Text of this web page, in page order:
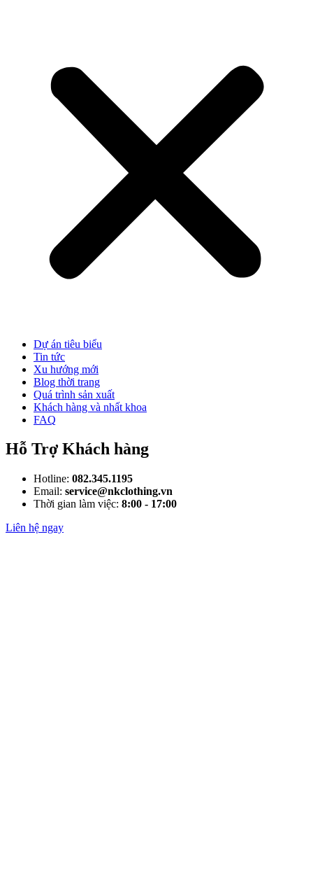
Dự án tiêu biểu
Tin tức
Xu hướng mới
Blog thời trang
Quá trình sản xuất
Khách hàng và nhất khoa
FAQ
Hỗ Trợ Khách hàng
Hotline: 082.345.1195
Email: service@nkclothing.vn
Thời gian làm việc: 8:00 - 17:00
Liên hệ ngay